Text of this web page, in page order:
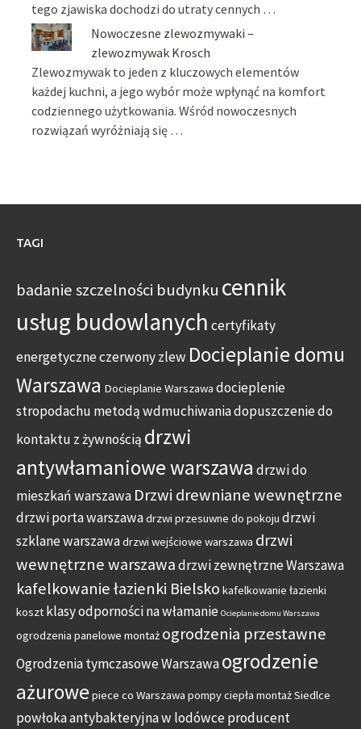
tego zjawiska dochodzi do utraty cennych …
Nowoczesne zlewozmywaki –
zlewozmywak Krosch
Zlewozmywak to jeden z kluczowych elementów
każdej kuchni, a jego wybór może wpłynąć na komfort
codziennego użytkowania. Wśród nowoczesnych
rozwiązań wyróżniają się …
TAGI
badanie szczelności budynku cennik
usług budowlanych certyfikaty
energetyczneczerwony zlew Docieplanie domu
Warszawa Docieplanie Warszawa docieplenie
stropodachu metodą wdmuchiwaniadopuszczenie do
kontaktu z żywnością drzwi
antywłamaniowe warszawa drzwi do
mieszkań warszawa Drzwi drewniane wewnętrzne
drzwi porta warszawadrzwi przesuwne do pokoju drzwi
szklane warszawadrzwi wejściowe warszawa drzwi
wewnętrzne warszawadrzwi zewnętrzne Warszawa
kafelkowanie łazienki Bielsko kafelkowanie łazienki
koszt klasy odporności na włamanie Ocieplanie domu Warszawa
ogrodzenia panelowe montaż ogrodzenia przestawne
Ogrodzenia tymczasowe Warszawaogrodzenie
ażurowepiece co Warszawa pompy ciepła montaż Siedlce
powłoka antybakteryjna w lodówceproducent